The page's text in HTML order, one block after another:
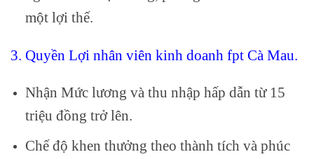
một lợi thế.
3. Quyền Lợi nhân viên kinh doanh fpt Cà Mau.
Nhận Mức lương và thu nhập hấp dẫn từ 15
triệu đồng trở lên.
Chế độ khen thưởng theo thành tích và phúc